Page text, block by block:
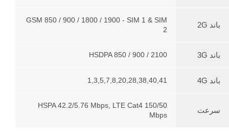
باند 2G
GSM 850 / 900 / 1800 / 1900 - SIM 1 & SIM
2
باند 3G HSDPA 850 / 900 / 2100
باند 4G 1,3,5,7,8,20,28,38,40,41
سرعت
HSPA 42.2/5.76 Mbps, LTE Cat4 150/50
Mbps